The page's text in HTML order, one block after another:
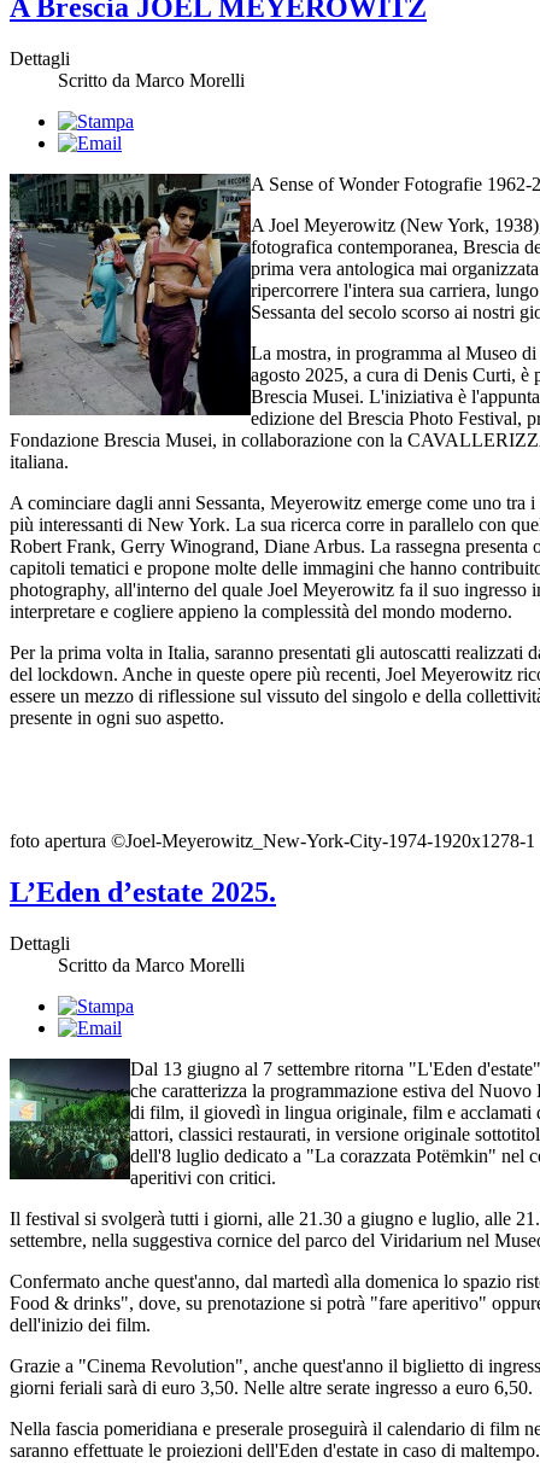
A Brescia JOEL MEYEROWITZ
Dettagli
Scritto da Marco Morelli
A Sense of Wonder Fotografie 1962-
A Joel Meyerowitz (New York,
fotografica contemporanea, Brescia
prima vera antologica mai
ripercorrere l'intera sua carriera,
Sessanta del secolo scorso ai nostri
La mostra, in programma al Museo
agosto 2025, a cura di Denis Curti, è
Brescia Musei. L'iniziativa è
edizione del Brescia Photo Festival,
Fondazione Brescia Musei, in collaborazione con la
italiana.
A cominciare dagli anni Sessanta, Meyerowitz emerge come uno tra
più interessanti di New York. La sua ricerca corre in parallelo con
Robert Frank, Gerry Winogrand, Diane Arbus. La rassegna presenta
capitoli tematici e propone molte delle immagini che hanno
photography, all'interno del quale Joel Meyerowitz fa il suo ingresso
interpretare e cogliere appieno la complessità del mondo moderno.
Per la prima volta in Italia, saranno presentati gli autoscatti realizzati
del lockdown. Anche in queste opere più recenti, Joel Meyerowitz
essere un mezzo di riflessione sul vissuto del singolo e della
presente in ogni suo aspetto.
foto apertura ©Joel-Meyerowitz_New-York-City-1974-1920x1278-1
L’Eden d’estate 2025.
Dettagli
Scritto da Marco Morelli
Dal 13 giugno al 7 settembre ritorna "L'Eden
che caratterizza la programmazione estiva del
di film, il giovedì in lingua originale, film e acclamati
attori, classici restaurati, in versione originale
dell'8 luglio dedicato a "La corazzata Potëmkin" nel
aperitivi con critici.
Il festival si svolgerà tutti i giorni, alle 21.30 a giugno e luglio, alle
settembre, nella suggestiva cornice del parco del Viridarium nel
Confermato anche quest'anno, dal martedì alla domenica lo spazio
Food & drinks", dove, su prenotazione si potrà "fare aperitivo"
dell'inizio dei film.
Grazie a "Cinema Revolution", anche quest'anno il biglietto di
giorni feriali sarà di euro 3,50. Nelle altre serate ingresso a euro 6,50.
Nella fascia pomeridiana e preserale proseguirà il calendario di film
saranno effettuate le proiezioni dell'Eden d'estate in caso di maltempo.